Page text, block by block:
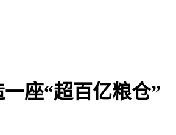
座“超百亿粮仓”